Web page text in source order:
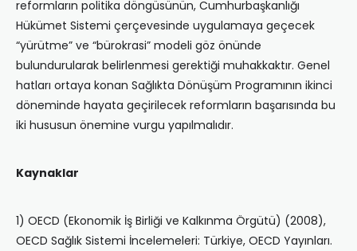
reformların politika döngüsünün, Cumhurbaşkanlığı
Hükümet Sistemi çerçevesinde uygulamaya geçecek
“yürütme” ve “bürokrasi” modeli göz önünde
bulundurularak belirlenmesi gerektiği muhakkaktır. Genel
hatları ortaya konan Sağlıkta Dönüşüm Programının ikinci
döneminde hayata geçirilecek reformların başarısında bu
iki hususun önemine vurgu yapılmalıdır.
Kaynaklar
1) OECD (Ekonomik İş Birliği ve Kalkınma Örgütü) (2008),
OECD Sağlık Sistemi İncelemeleri: Türkiye, OECD Yayınları.